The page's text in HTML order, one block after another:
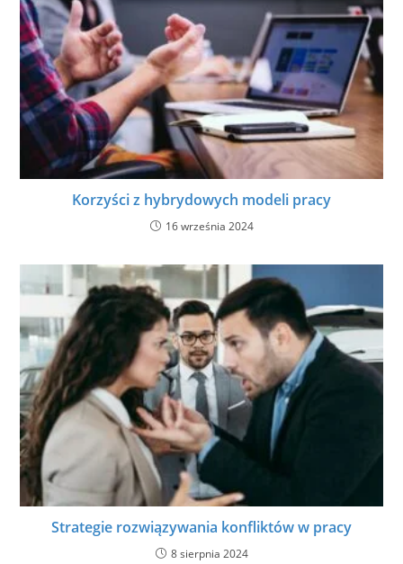
Korzyści z hybrydowych modeli pracy
16 września 2024
Strategie rozwiązywania konfliktów w pracy
8 sierpnia 2024